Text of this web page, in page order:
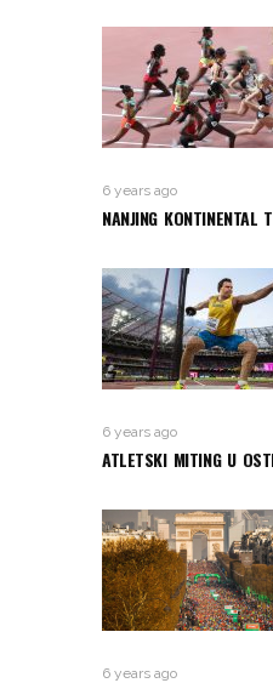
6 years ago
NANJING KONTINENTAL
6 years ago
ATLETSKI MITING U
6 years ago